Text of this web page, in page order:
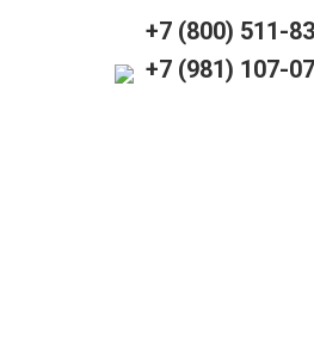
+7 (800) 511-
+7 (981) 107-